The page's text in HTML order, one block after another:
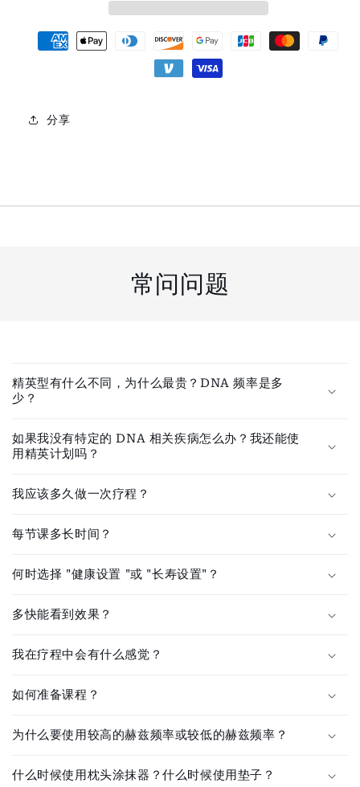
量
付
款
分享
常问问题
折
叠
容
精英型有什么不同，为什么最贵？DNA 频率是多
少？
如果我没有特定的 DNA 相关疾病怎么办？我还能使
用精英计划吗？
我应该多久做一次疗程？
每节课多长时间？
何时选择 "健康设置 "或 "长寿设置"？
多快能看到效果？
我在疗程中会有什么感觉？
如何准备课程？
为什么要使用较高的赫兹频率或较低的赫兹频率？
什么时候使用枕头涂抹器？什么时候使用垫子？